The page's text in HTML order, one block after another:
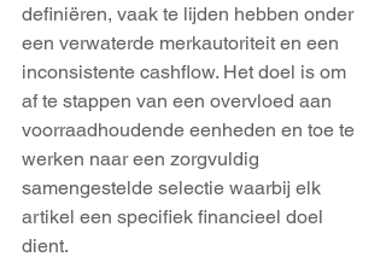
definiëren, vaak te lijden hebben onder
een verwaterde merkautoriteit en een
inconsistente cashflow. Het doel is om
af te stappen van een overvloed aan
voorraadhoudende eenheden en toe te
werken naar een zorgvuldig
samengestelde selectie waarbij elk
artikel een specifiek financieel doel
dient.